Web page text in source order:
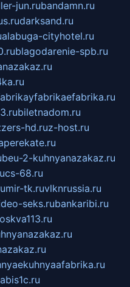
jun.rubandamn.ru
darksand.ru
alabuga-cityhotel.ru
blagodarenie-spb.ru
biletnadom.ru
hd.ruz-host.ru
2-kuhnyanazakaz.ru
cs-68.ru
mir-tk.ruvlknrussia.ru
seks.rubankaribi.ru